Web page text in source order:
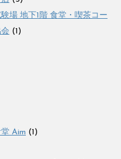
場 地下1階 食堂・喫茶コー
(1)
Aim (1)